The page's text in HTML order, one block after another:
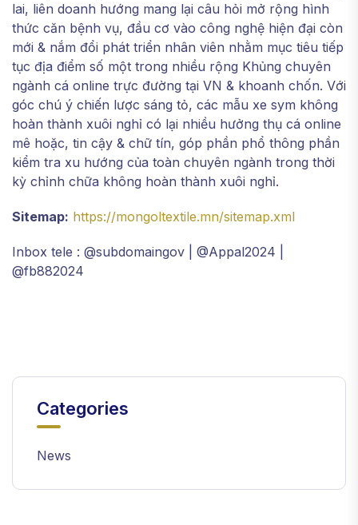
lai, liên doanh hướng mang lại câu hỏi mở rộng hình
thức căn bệnh vụ, đầu cơ vào công nghệ hiện đại còn
mới & nắm đổi phát triển nhân viên nhằm mục tiêu tiếp
tục địa điểm số một trong nhiều rộng Khủng chuyên
ngành cá online trực đường tại VN & khoanh chốn. Với
góc chú ý chiến lược sáng tỏ, các mẫu xe sym không
hoàn thành xuôi nghỉ có lại nhiều hưởng thụ cá online
mê hoặc, tin cậy & chữ tín, góp phần phổ thông phần
kiểm tra xu hướng của toàn chuyên ngành trong thời
kỳ chỉnh chữa không hoàn thành xuôi nghỉ.
Sitemap: https://mongoltextile.mn/sitemap.xml
Inbox tele : @subdomaingov | @Appal2024 |
@fb882024
Categories
News